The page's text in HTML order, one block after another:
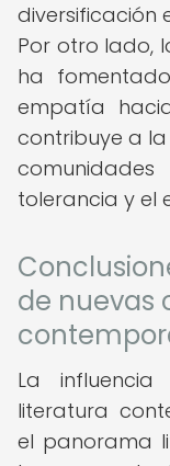
diversificación
Por otro lado,
ha
empatía
contribuye a
tolerancia y el
de nuevas
La
literatura
el panorama